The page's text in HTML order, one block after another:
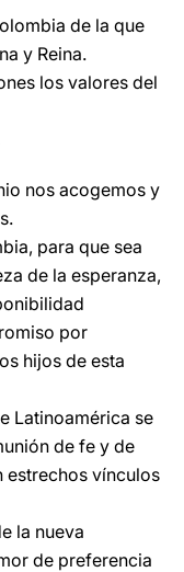
de la que
y Reina.
los valores del
nos acogemos y
para que sea
de la esperanza,
por
hijos de esta
Latinoamérica se
de fe y de
estrechos vínculos
la nueva
de preferencia